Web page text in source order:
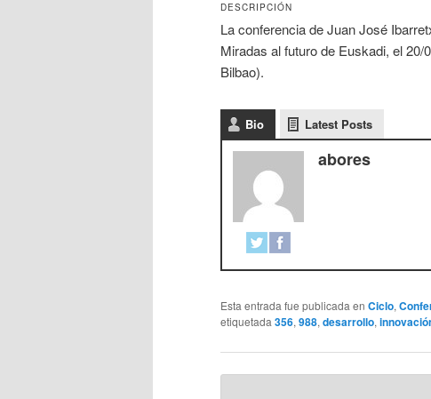
DESCRIPCIÓN
La conferencia de Juan José
Miradas al futuro de Euskadi, el
Bilbao).
Bio Latest Posts
abores
Esta entrada fue publicada en Ciclo,
etiquetada356,988,desarrollo,